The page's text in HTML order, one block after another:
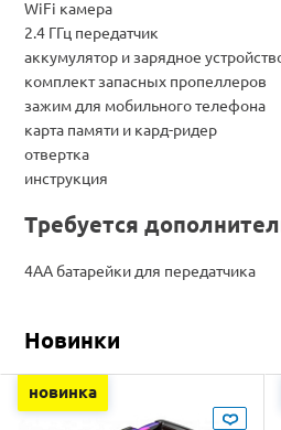
WiFi камера
2.4 ГГц передатчик
аккумулятор и зарядное
комплект запасных пропеллеров
зажим для мобильного телефона
карта памяти и кард-ридер
отвертка
инструкция
Требуется
4АА батарейки для передатчика
Новинки
новинка